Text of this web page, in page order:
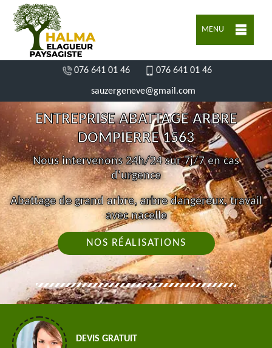
MENU
076 641 01 46 076 641 01 46
sauzergeneve@gmail.com
ENTREPRISE ABATTAGE ARBRE
DOMPIERRE 1563
Nous intervenons 24h/24 sur 7j/7 en cas
d'urgence
Abattage de grand arbre, arbre dangereux, travail
avec nacelle
NOS RÉALISATIONS
DEVIS GRATUIT